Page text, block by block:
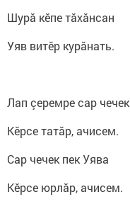
Шурӑ кӗпе тӑхӑнсан
Уяв витӗр курӑнать.
Лап çеремре сар чечек
Кӗрсе татӑр, ачисем.
Сар чечек пек Уява
Кӗрсе юрлӑр, ачисем.